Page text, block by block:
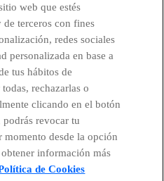
web que estés
terceros con fines
redes sociales
personalizada en base a
tus hábitos de
rechazarlas o
clicando en el botón
revocar tu
desde la opción
información más
de Cookies